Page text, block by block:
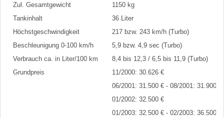
Zul. Gesamtgewicht
1150 kg
Tankinhalt
36 Liter
Höchstgeschwindigkeit
217 bzw. 243 km/h (Turbo)
Beschleunigung 0-100 km/h
5,9 bzw. 4,9 sec (Turbo)
Verbrauch ca. in Liter/100 km
8,4 bis 12,3 / 6,5 bis 11,9 (Turbo)
Grundpreis
11/2000: 30.626 €
06/2001: 31.500 € - 08/2001: 31.900 €
01/2002: 32.500 €
01/2003: 32.500 € - 02/2003: 36.500 €